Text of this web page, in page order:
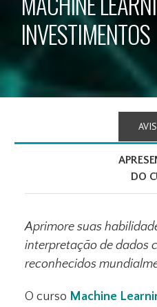
INVESTIMENTOS
DO
Aprimore suas
interpretação de dados
reconhecidos
O curso Machine